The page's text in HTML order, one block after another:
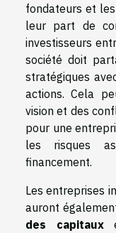
fondateurs et
leur part de
investisseurs
société doit
stratégiques
actions. Cela
vision et des
pour une
les risques
financement.
Les entreprises
auront
des capitaux